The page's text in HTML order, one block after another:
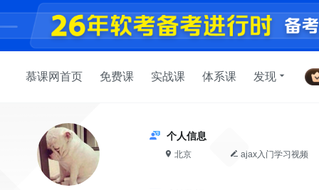
慕课网首页 免费课 实战课 体系课 发现
个人信息
北京 ajax入门学习视频